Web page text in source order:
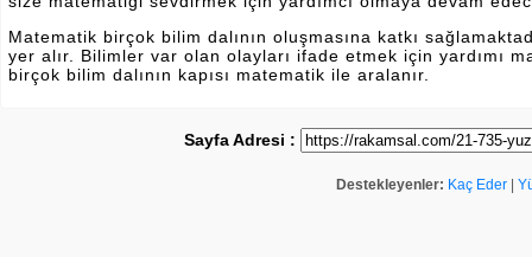
Matematik birçok bilim dalının oluşmasına katkı
yer alır. Bilimler var olan olayları ifade etmek için yardımı
birçok bilim dalının kapısı matematik ile aralanır.
Sayfa Adresi :
Destekleyenler: Kaç Eder